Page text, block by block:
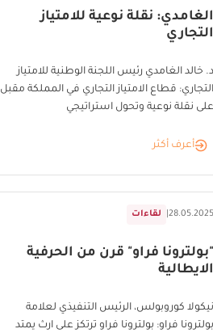
الغامدي: نقلة نوعية للامتياز
التجاري
د. خالد الغامدي رئيس اللجنة الوطنية للامتياز
التجاري: قطاع الامتياز التجاري في المملكة مقبل
على نقلة نوعية وتحول استراتيجي
أعرف أكثر
لقاءات 28.05.2025
"بولترونا فراو" قرن من الحرفية
الايطالية
نيكولا كوروبولس، الرئيس التنفيذي لعلامة
بولترونا فراو: بولترونا فراو ترتكز على ارث يمتد